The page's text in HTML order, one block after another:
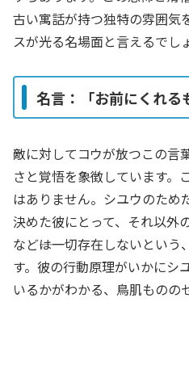
古い寓話が持つ独特の雰囲気
スが光る名場面と言えるでし
名言：「お前にくれる
敵に対してコウが放つこの言
さと覚悟を象徴しています。
はありません。シユウのため
決めた彼にとって、それ以外
など――は一切存在しないとい
す。彼の行動原理がいかにシ
いるかがわかる、鳥肌ものの